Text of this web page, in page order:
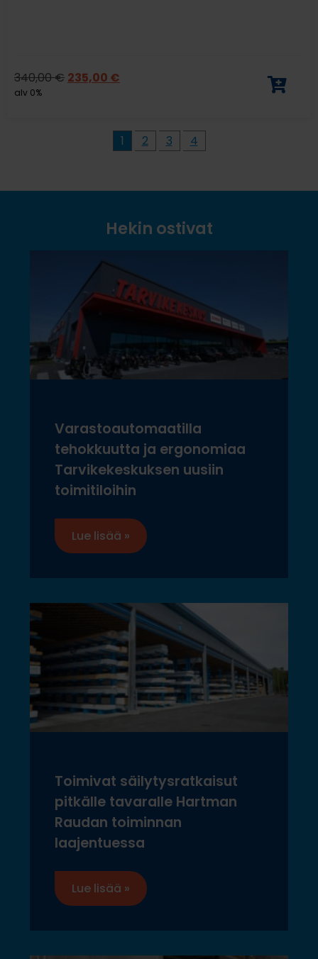
340,00€ 235,00 €
alv 0%
1 2 3 4
Hekin ostivat
Varastoautomaatilla
tehokkuutta ja ergonomiaa
Tarvikekeskuksen uusiin
toimitiloihin
Lue lisää »
Toimivat säilytysratkaisut
pitkälle tavaralle Hartman
Raudan toiminnan
laajentuessa
Lue lisää »